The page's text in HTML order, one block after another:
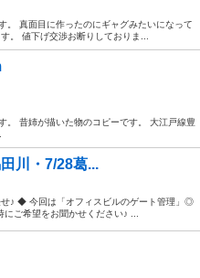
真面目に作ったのにギャグみたいになって
。 値下げ交渉お断りしておりま...
昔姉が描いた物のコピーです。 大江戸線豊
川・7/28葛...
♪ ◆ 今回は「オフィスビルのゲート管理」◎
ご希望をお聞かせください♪ ...